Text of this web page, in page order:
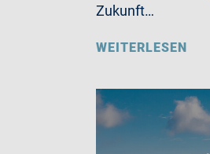
Zukunft…
WEITERLESEN